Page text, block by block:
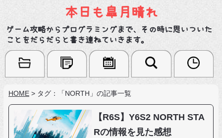
本日も皐月晴れ
ゲーム攻略からプログラミングまで、その時に思いついた
ことをだらだらと書き連ねていきます。
HOME > タグ：「NORTH」の記事一覧
【R6S】Y6S2 NORTH STA
Rの情報を見た感想